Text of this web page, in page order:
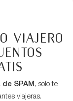
viajero
SPAM , solo te
viajeras.